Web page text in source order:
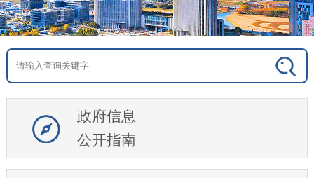
政府信息
公开指南